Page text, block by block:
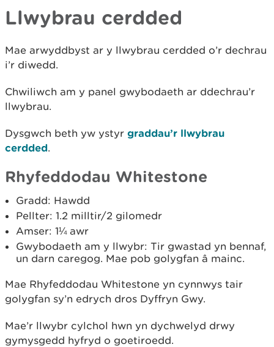
Llwybrau cerdded
Mae arwyddbyst ar y llwybrau cerdded o’r dechrau
i’r diwedd.
Chwiliwch am y panel gwybodaeth ar ddechrau’r
llwybrau.
Dysgwch beth yw ystyr graddau’r llwybrau
cerdded.
Rhyfeddodau Whitestone
Gradd: Hawdd
Pellter: 1.2 milltir/2 gilomedr
Amser: 1¼ awr
Gwybodaeth am y llwybr: Tir gwastad yn bennaf,
un darn caregog. Mae pob golygfan â mainc.
Mae Rhyfeddodau Whitestone yn cynnwys tair
golygfan sy’n edrych dros Dyffryn Gwy.
Mae’r llwybr cylchol hwn yn dychwelyd drwy
gymysgedd hyfryd o goetiroedd.